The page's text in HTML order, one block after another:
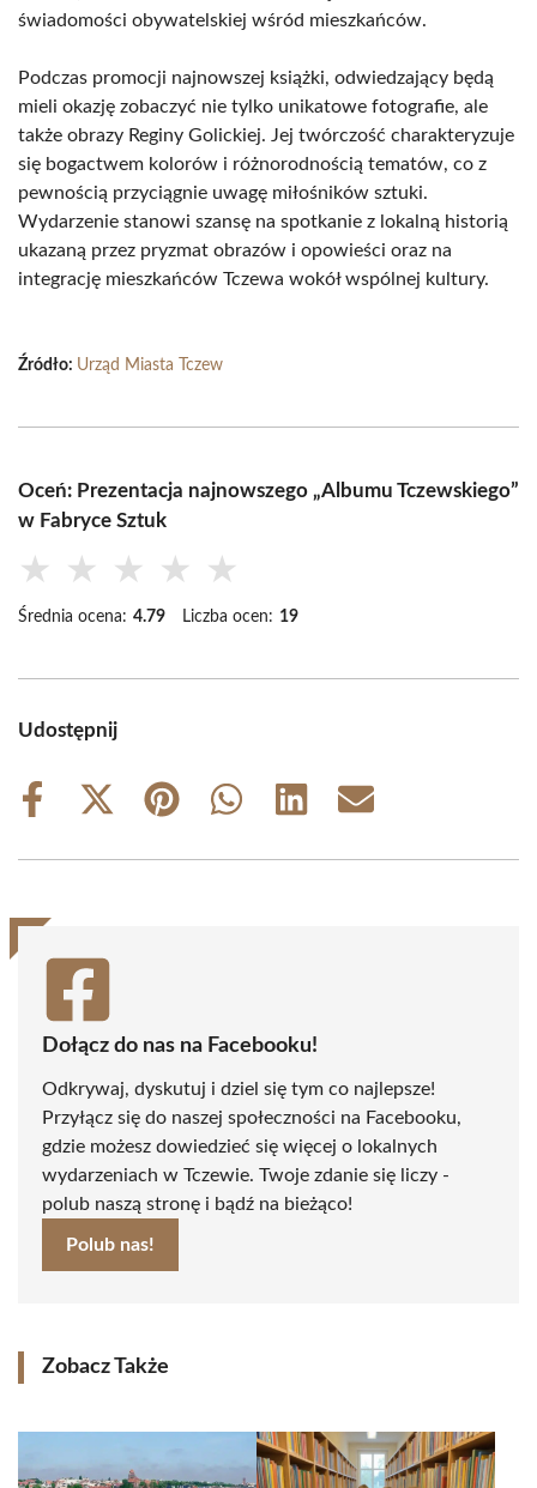
świadomości obywatelskiej wśród mieszkańców.
Podczas promocji najnowszej książki, odwiedzający będą
mieli okazję zobaczyć nie tylko unikatowe fotografie, ale
także obrazy Reginy Golickiej. Jej twórczość charakteryzuje
się bogactwem kolorów i różnorodnością tematów, co z
pewnością przyciągnie uwagę miłośników sztuki.
Wydarzenie stanowi szansę na spotkanie z lokalną historią
ukazaną przez pryzmat obrazów i opowieści oraz na
integrację mieszkańców Tczewa wokół wspólnej kultury.
Źródło: Urząd Miasta Tczew
Oceń: Prezentacja najnowszego „Albumu Tczewskiego”
w Fabryce Sztuk
★ ★ ★ ★ ★
Średnia ocena: 4.79 Liczba ocen: 19
Udostępnij
Share
Share
(Twitter)
Share
Share
Share
Share
Dołącz do nas na Facebooku!
Odkrywaj, dyskutuj i dziel się tym co najlepsze!
Przyłącz się do naszej społeczności na Facebooku,
gdzie możesz dowiedzieć się więcej o lokalnych
wydarzeniach w Tczewie. Twoje zdanie się liczy -
polub naszą stronę i bądź na bieżąco!
Polub nas!
Zobacz Także